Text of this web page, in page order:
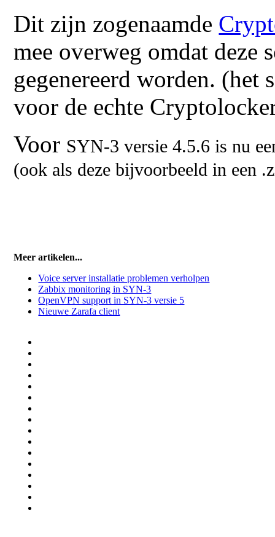
Dit zijn zogenaamde
mee overweg omdat deze
gegenereerd worden.
voor de echte
Voor SYN-3 versie 4.5.6 is nu
(ook als deze bijvoorbeeld in een
Meer artikelen...
Voice server installatie problemen verholpen
Zabbix monitoring in SYN-3
OpenVPN support in SYN-3 versie 5
Nieuwe Zarafa client